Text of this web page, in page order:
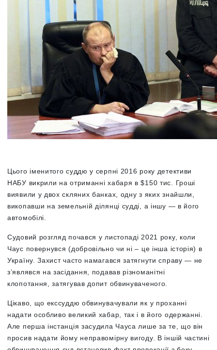
Цього іменитого суддю у серпні 2016 року детективи
НАБУ викрили на отриманні хабаря в $150 тис. Гроші
виявили у двох скляних банках, одну з яких знайшли,
викопавши на земельній ділянці судді, а іншу — в його
автомобілі.
Судовий розгляд почався у листопаді 2021 року, коли
Чаус повернувся (добровільно чи ні – це інша історія) в
Україну. Захист часто намагався затягнути справу — не
з’являвся на засідання, подавав різноманітні
клопотання, затягував допит обвинуваченого.
Цікаво, що екссуддю обвинувачували як у проханні
надати особливо великий хабар, так і в його одержанні.
Але перша інстанція засудила Чауса лише за те, що він
просив надати йому неправомірну вигоду. В іншій частині